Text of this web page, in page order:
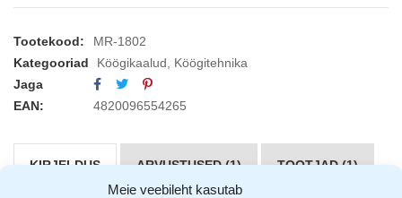
Meie veebileht kasutab
Tootekood:
MR-1802
Kategooriad
Köögikaalud
Köögitehnika
Jaga
EAN:
4820096554265
KIRJELDUS ARVUSTUSED (1) TOOTJAD (1)